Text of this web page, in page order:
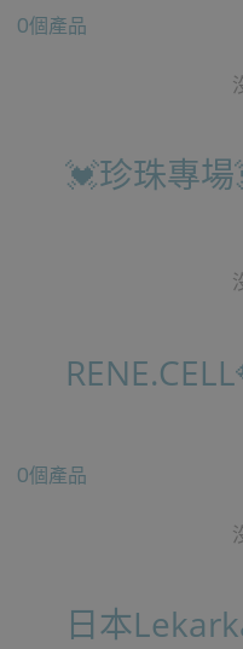
0個產品
💓珍珠專
0個產品
日本